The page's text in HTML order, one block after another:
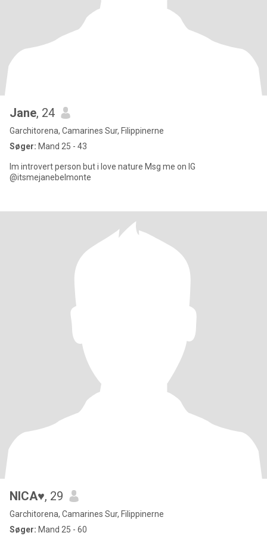
Jane, 24
Garchitorena, Camarines Sur, Filippinerne
Søger: Mand 25 - 43
Im introvert person but i love nature Msg me on IG
@itsmejanebelmonte
NICA♥️, 29
Garchitorena, Camarines Sur, Filippinerne
Søger: Mand 25 - 60